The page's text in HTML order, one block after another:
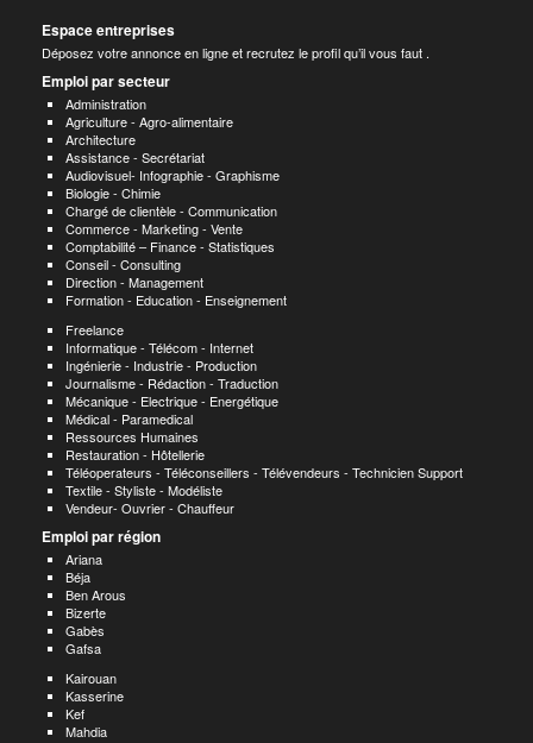
Espace entreprises
Déposez votre annonce en ligne et recrutez le profil qu’il vous faut .
Emploi par secteur
Administration
Agriculture - Agro-alimentaire
Architecture
Assistance - Secrétariat
Audiovisuel- Infographie - Graphisme
Biologie - Chimie
Chargé de clientèle - Communication
Commerce - Marketing - Vente
Comptabilité – Finance - Statistiques
Conseil - Consulting
Direction - Management
Formation - Education - Enseignement
Freelance
Informatique - Télécom - Internet
Ingénierie - Industrie - Production
Journalisme - Rédaction - Traduction
Mécanique - Electrique - Energétique
Médical - Paramedical
Ressources Humaines
Restauration - Hôtellerie
Téléoperateurs - Téléconseillers - Télévendeurs - Technicien Support
Textile - Styliste - Modéliste
Vendeur- Ouvrier - Chauffeur
Emploi par région
Ariana
Béja
Ben Arous
Bizerte
Gabès
Gafsa
Kairouan
Kasserine
Kef
Mahdia